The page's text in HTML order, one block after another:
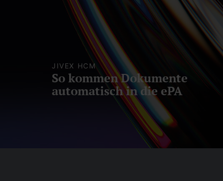
JIVEX HCM
So kommen Dokumente
automatisch in die ePA